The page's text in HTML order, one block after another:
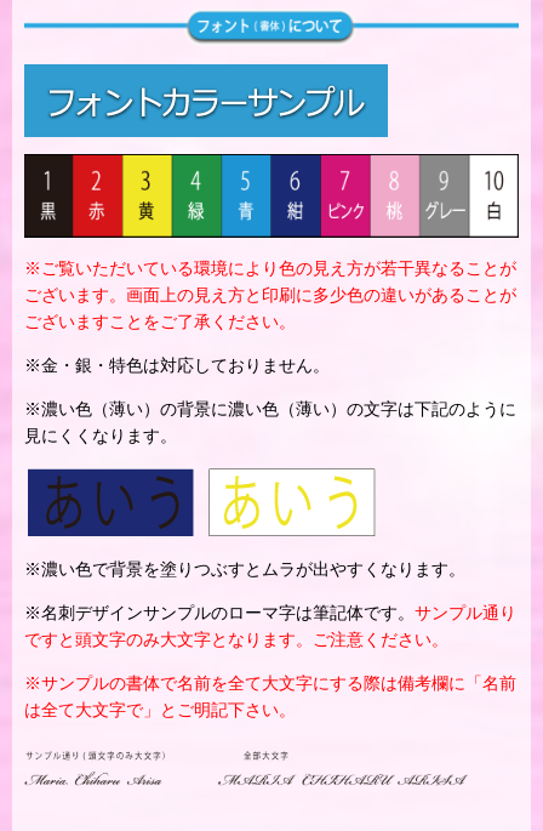
※ご覧いただいている環境により色の見え方が若干異なることが
ございます。画面上の見え方と印刷に多少色の違いがあることが
ございますことをご了承ください。
※金・銀・特色は対応しておりません。
※濃い色（薄い）の背景に濃い色（薄い）の文字は下記のように
見にくくなります。
※濃い色で背景を塗りつぶすとムラが出やすくなります。
※名刺デザインサンプルのローマ字は筆記体です。 サンプル通り
ですと頭文字のみ大文字となります。ご注意ください。
※サンプルの書体で名前を全て大文字にする際は備考欄に「名前
は全て大文字で」とご明記下さい。